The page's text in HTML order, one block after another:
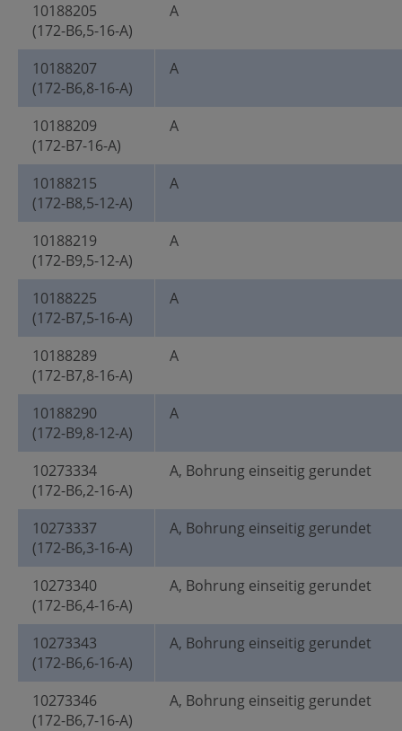
10188205
(172-B6,5-16-A)
A
10188207
(172-B6,8-16-A)
A
10188209
(172-B7-16-A)
A
10188215
(172-B8,5-12-A)
A
10188219
(172-B9,5-12-A)
A
10188225
(172-B7,5-16-A)
A
10188289
(172-B7,8-16-A)
A
10188290
(172-B9,8-12-A)
A
10273334
(172-B6,2-16-A)
A, Bohrung einseitig gerundet
10273337
(172-B6,3-16-A)
A, Bohrung einseitig gerundet
10273340
(172-B6,4-16-A)
A, Bohrung einseitig gerundet
10273343
(172-B6,6-16-A)
A, Bohrung einseitig gerundet
10273346
(172-B6,7-16-A)
A, Bohrung einseitig gerundet